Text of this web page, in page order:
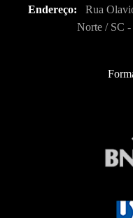
Endereço:
Rua
Norte / SC